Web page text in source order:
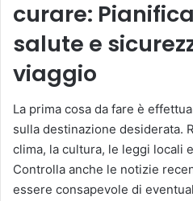
curare:
salute e
viaggio
La prima cosa da fare è
sulla destinazione desiderata.
clima, la cultura, le leggi locali
Controlla anche le notizie
essere consapevole di